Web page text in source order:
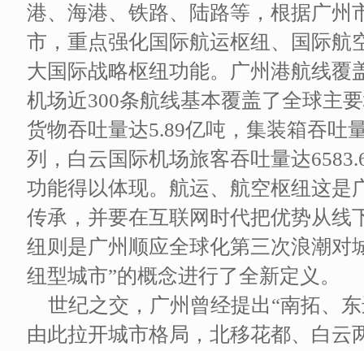
港、海港、铁路、陆路等，根据广州
市，重点强化国际航运枢纽、国际航
大国际战略枢纽功能。广州港航线覆
机场近300条航线基本覆盖了全球主
货物吞吐量达5.89亿吨，集装箱吞吐
列，白云国际机场旅客吞吐量达
功能得以体现。航运、航空枢纽这是
传承，并要在互联网时代把优势从线
纽则是广州顺应全球化第三次浪潮对
纽型城市”的概念进行了全新定义。
世纪之交，广州曾经提出“南拓、
由此拉开城市格局，北移花都、白云